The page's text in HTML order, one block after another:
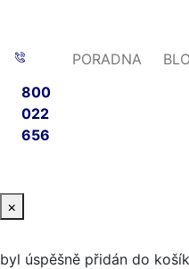
800
022
656
PORADNA
×
byl úspěšně přidán do